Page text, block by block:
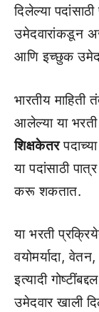
दिलेल्या
उमेदवारांकडून
आणि इच्छुक
भारतीय माहिती
आलेल्या या
शिक्षकेतर
या पदांसाठी
करू शकतात.
या भरती
वयोमर्यादा,
इत्यादी
उमेदवार खाली